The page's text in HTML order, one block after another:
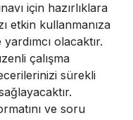
için hazırlıklara
etkin kullanmanıza
olacaktır.
çalışma
sürekli
ve soru